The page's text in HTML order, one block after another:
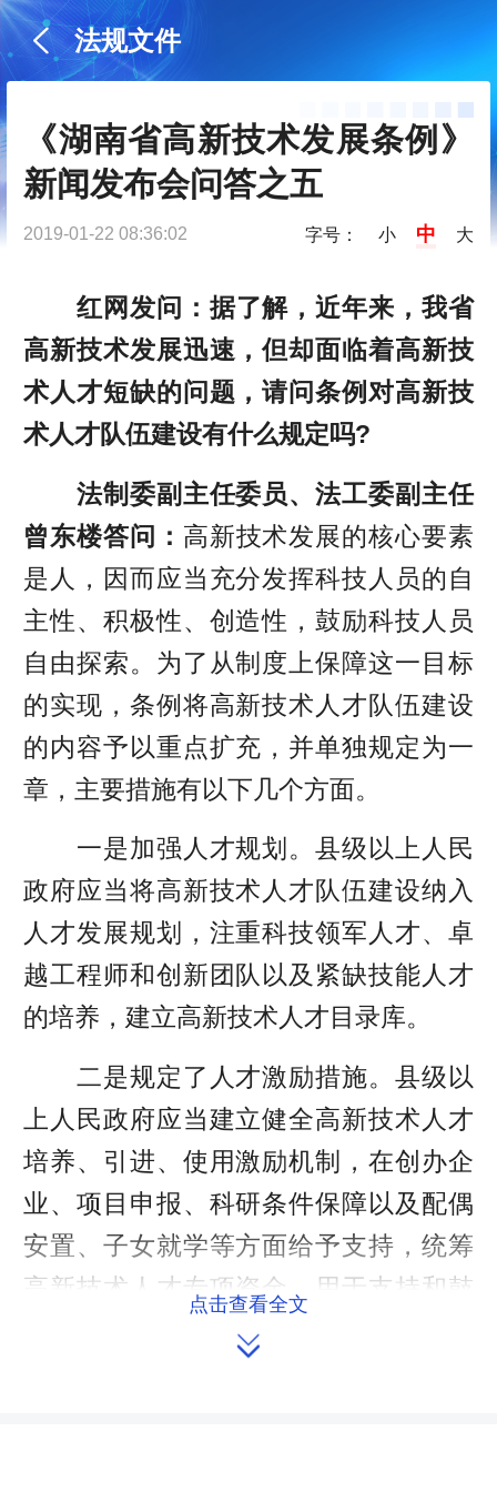
法规文件
《湖南省高新技术发展条例》
新闻发布会问答之五
2019-01-22 08:36:02 字号： 小 中 大
红网发问：据了解，近年来，我省
高新技术发展迅速，但却面临着高新技
术人才短缺的问题，请问条例对高新技
术人才队伍建设有什么规定吗?
法制委副主任委员、法工委副主任
曾东楼答问： 高新技术发展的核心要素
是人，因而应当充分发挥科技人员的自
主性、积极性、创造性，鼓励科技人员
自由探索。为了从制度上保障这一目标
的实现，条例将高新技术人才队伍建设
的内容予以重点扩充，并单独规定为一
章，主要措施有以下几个方面。
一是加强人才规划。县级以上人民
政府应当将高新技术人才队伍建设纳入
人才发展规划，注重科技领军人才、卓
越工程师和创新团队以及紧缺技能人才
的培养，建立高新技术人才目录库。
二是规定了人才激励措施。县级以
上人民政府应当建立健全高新技术人才
培养、引进、使用激励机制，在创办企
业、项目申报、科研条件保障以及配偶
安置、子女就学等方面给予支持，统筹
高新技术人才专项资金，用于支持和鼓
励高新技术人才的培养、引进和使用。
点击查看全文
